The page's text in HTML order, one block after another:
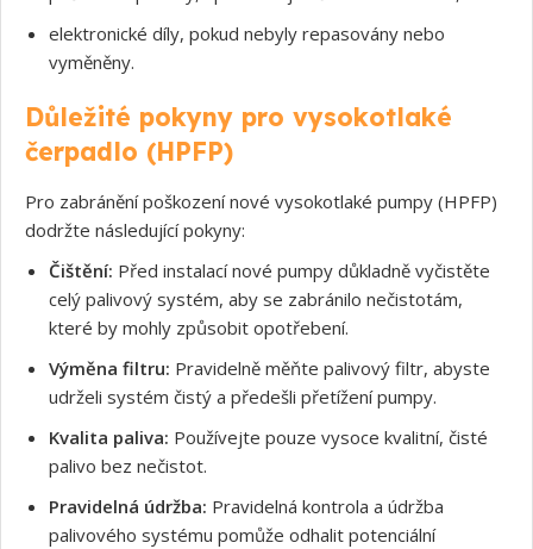
elektronické díly, pokud nebyly repasovány nebo
vyměněny.
Důležité pokyny pro vysokotlaké
čerpadlo (HPFP)
Pro zabránění poškození nové vysokotlaké pumpy (HPFP)
dodržte následující pokyny:
Čištění: Před instalací nové pumpy důkladně vyčistěte
celý palivový systém, aby se zabránilo nečistotám,
které by mohly způsobit opotřebení.
Výměna filtru: Pravidelně měňte palivový filtr, abyste
udrželi systém čistý a předešli přetížení pumpy.
Kvalita paliva: Používejte pouze vysoce kvalitní, čisté
palivo bez nečistot.
Pravidelná údržba: Pravidelná kontrola a údržba
palivového systému pomůže odhalit potenciální
Souhlasím s GDPR